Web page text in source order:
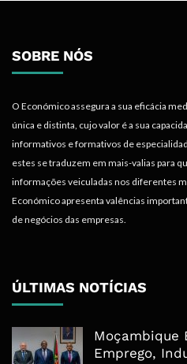
SOBRE NÓS
O Económico assegura a sua eficácia
única e distinta, cujo valor é a sua
informativos e formativos de
estes se traduzem em mais-valias para
informações veiculadas nos diferentes
Económico apresenta valências
de negócios das empresas.
ÚLTIMAS NOTÍCIAS
Moçambique
Emprego,